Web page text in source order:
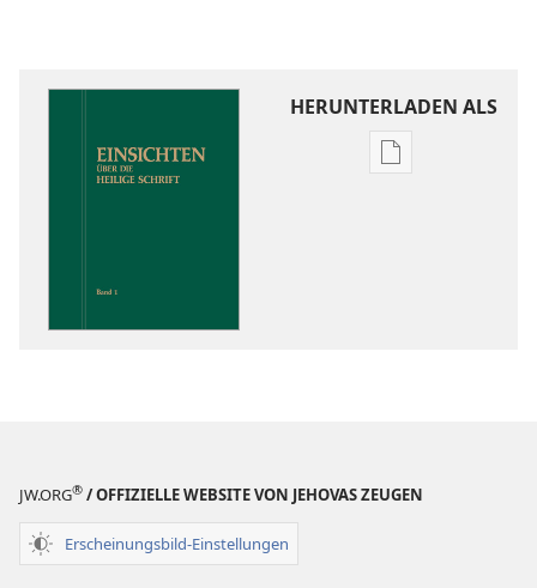
HERUNTERLADEN ALS
JW.ORG® / OFFIZIELLE WEBSITE VON JEHOVAS ZEUGEN
Erscheinungsbild-Einstellungen